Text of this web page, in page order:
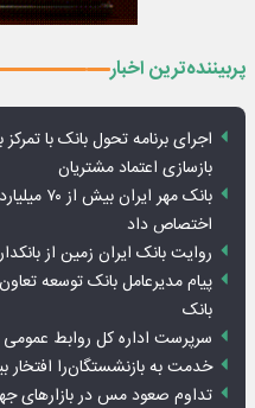
پربیننده‌ترین اخبار
اجرای برنامه تحول بانک با
بازسازی اعتماد مشتریان
بانک مهر
اختصاص داد
روایت بانک ایران زمین از
بانک
سرپرست اداره کل روابط
خدمت به بازنشستگان‌را افتخار